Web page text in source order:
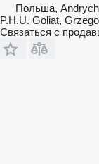
Польша,
P.H.U. Goliat,
Связаться с